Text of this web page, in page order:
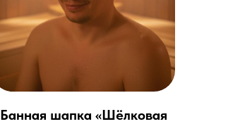
Банная шапка «Шёлковая